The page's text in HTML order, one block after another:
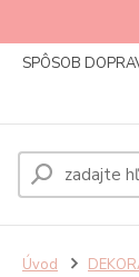
SPÔSOB
Úvod